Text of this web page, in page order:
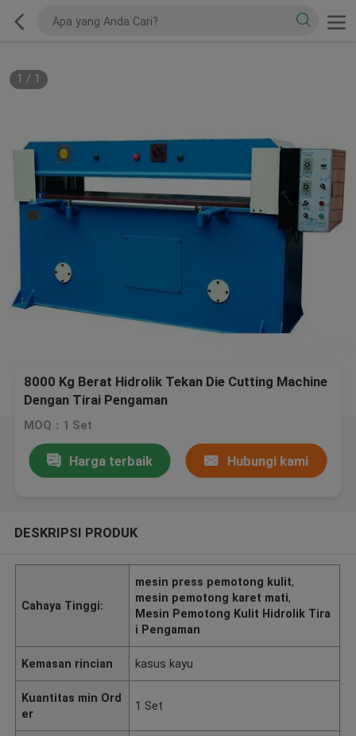
1 / 1
8000 Kg Berat Hidrolik Tekan Die Cutting Machine
Dengan Tirai Pengaman
MOQ：1 Set
Harga terbaik Hubungi kami
DESKRIPSI PRODUK
Cahaya Tinggi:
mesin press pemotong kulit,
mesin pemotong karet mati,
Mesin Pemotong Kulit Hidrolik Tira
i Pengaman
Kemasan rincian kasus kayu
Kuantitas min Ord
er
1 Set